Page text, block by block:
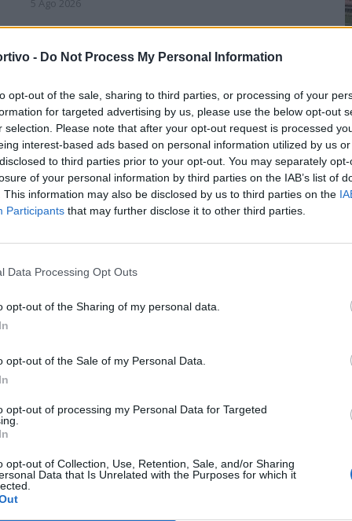
- Do Not Process My Personal Information
opt-out of the sale, sharing to third parties, or processing of your
for targeted advertising by us, please use the below opt-out
selection. Please note that after your opt-out request is processed
interest-based ads based on personal information utilized by us
to third parties prior to your opt-out. You may separately
of your personal information by third parties on the IAB’s list of
This information may also be disclosed by us to third parties on the
Participants that may further disclose it to other third parties.
Data Processing Opt Outs
opt-out of the Sharing of my personal data.
opt-out of the Sale of my Personal Data.
opt-out of processing my Personal Data for Targeted
opt-out of Collection, Use, Retention, Sale, and/or Sharing
Data that Is Unrelated with the Purposes for which it
Con l'apertura dei tesseramenti dei calciatori a partire dall'1
squadre di Promozione girone B arrivano anche le chiusure
Colpo dell'Uta con Pisano e arriva
anche Serra, tripletta Cus Cagliari
con Piroddi, Angiargia e Nenna
5 Ago 2026
L'Atletico Cagliari di Saba prende
Sanna, Simoni e mantiene lo zoccolo
4 Ago 2026
La matricola Macomer prende il
con Samuele Pinna
Il Sant'Elena si riprende il difensore
Mancusi